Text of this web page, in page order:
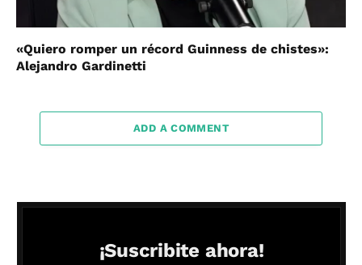
«Quiero romper un récord Guinness de chistes»:
Alejandro Gardinetti
ADD A COMMENT
¡Suscribite ahora!